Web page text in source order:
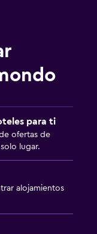
para ti
ofertas de
lugar.
alojamientos